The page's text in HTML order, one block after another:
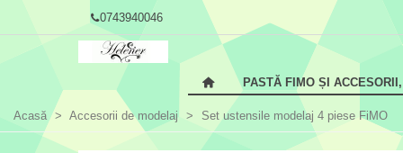
0743940046
PASTĂ FIMO ȘI
Acasă > Accesorii de modelaj > Set ustensile modelaj 4 piese FiMO